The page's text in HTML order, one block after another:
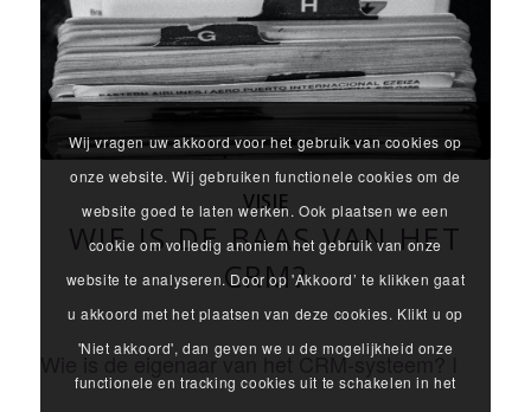
VISIE
WIE IS DE BAAS VAN HET
CRM?
Wie is de eigenaar van het CRM-systeem? I
Wij vragen uw akkoord voor het gebruik van cookies op
onze website. Wij gebruiken functionele cookies om de
website goed te laten werken. Ook plaatsen we een
cookie om volledig anoniem het gebruik van onze
website te analyseren. Door op 'Akkoord’ te klikken gaat
u akkoord met het plaatsen van deze cookies. Klikt u op
'Niet akkoord', dan geven we u de mogelijkheid onze
functionele en tracking cookies uit te schakelen in het